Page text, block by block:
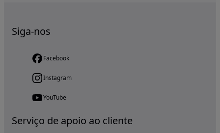
Siga-nos
Facebook
Instagram
YouTube
Serviço de apoio ao cliente